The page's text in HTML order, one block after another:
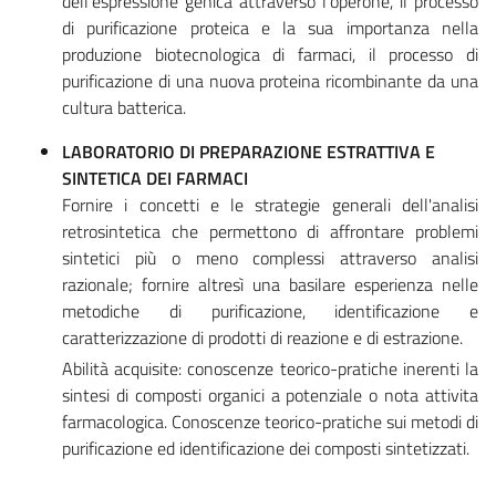
di purificazione proteica e la sua importanza nella
produzione biotecnologica di farmaci, il processo di
purificazione di una nuova proteina ricombinante da una
cultura batterica.
LABORATORIO DI PREPARAZIONE ESTRATTIVA E
SINTETICA DEI FARMACI
Fornire i concetti e le strategie generali dell'analisi
retrosintetica che permettono di affrontare problemi
sintetici più o meno complessi attraverso analisi
razionale; fornire altresì una basilare esperienza nelle
metodiche di purificazione, identificazione e
caratterizzazione di prodotti di reazione e di estrazione.
Abilità acquisite: conoscenze teorico-pratiche inerenti la
sintesi di composti organici a potenziale o nota attivita
farmacologica. Conoscenze teorico-pratiche sui metodi di
purificazione ed identificazione dei composti sintetizzati.